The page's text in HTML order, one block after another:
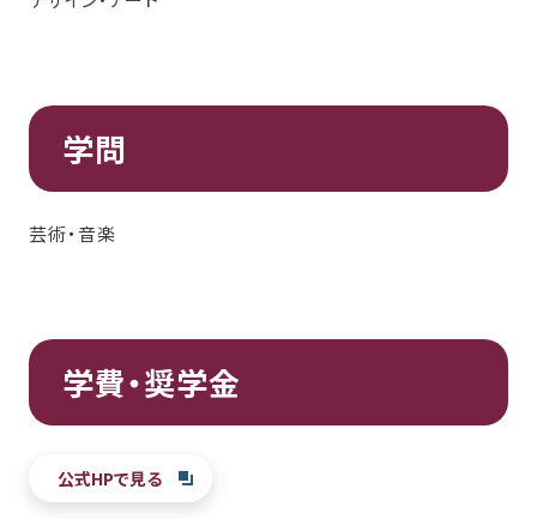
学問
芸術・音楽
学費・奨学金
公式HPで見る